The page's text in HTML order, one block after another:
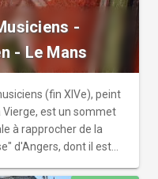
siècle et dotée
très restauré aux
rappellent le
de Sainte-
épitaphes et
mérovingienne.
représentatives de
-
- Le Mans
(fin XIVe), peint
Vierge, est un sommet
à rapprocher de la
d'Angers, dont il est